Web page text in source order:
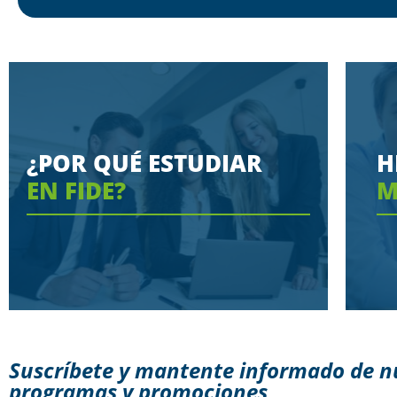
¿POR QUÉ ESTUDIAR
EN FIDE?
Suscríbete y mantente informado de